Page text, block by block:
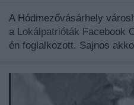
A Hódmezővásárhely
a Lokálpatrióták Facebook
én foglalkozott. Sajnos